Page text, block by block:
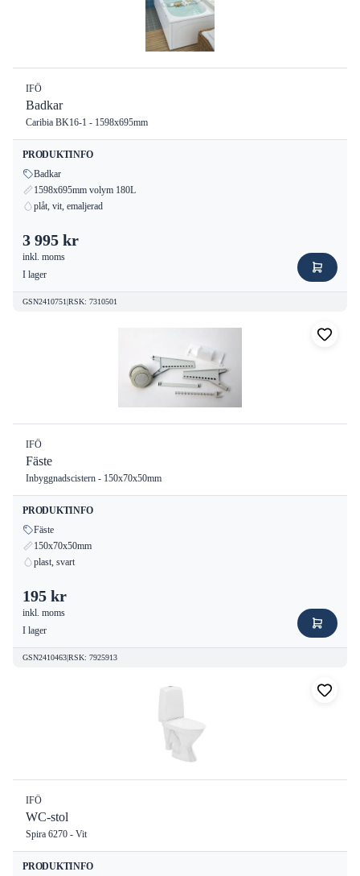
IFÖ
Badkar
Caribia BK16-1 - 1598x695mm
PRODUKTINFO
Badkar
1598x695mm volym 180L
plåt, vit, emaljerad
3 995 kr
inkl. moms
I lager
GSN2410751|RSK: 7310501
IFÖ
Fäste
Inbyggnadscistern - 150x70x50mm
PRODUKTINFO
Fäste
150x70x50mm
plast, svart
195 kr
inkl. moms
I lager
GSN2410463|RSK: 7925913
IFÖ
WC-stol
Spira 6270 - Vit
PRODUKTINFO